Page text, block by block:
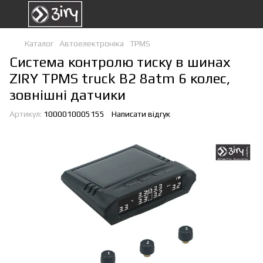
Каталог Автоелектроніка TPMS
Система контролю тиску в шинах
ZIRY TPMS truck B2 8atm 6 колес,
зовнішні датчики
Артикул: 1000010005155 Написати відгук